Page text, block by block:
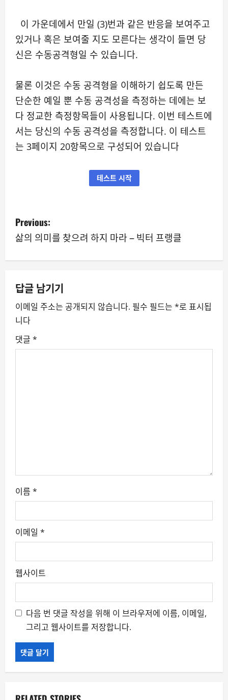
이 가운데에서 만일 (3)번과 같은 반응을 보여주고
있거나 혹은 보여줄 지도 모른다는 생각이 들면 당
신은 수동공격형일 수 있습니다.
물론 이것은 수동 공격형을 이해하기 쉽도록 만든
단순한 예일 뿐 수동 공격성을 측정하는 데에는 보
다 정교한 측정항목들이 사용됩니다. 이번 테스트에
서는 당신의 수동 공격성을 측정합니다. 이 테스트
는 3페이지 20항목으로 구성되어 있습니다
테스트 시작
P
o
s
t
n
a
v
o
n
Previous:
삶의 의미를 찾으려 하지 마라 – 빅터 프랭클
답글 남기기
이메일 주소는 공개되지 않습니다. 필수 필드는 *로 표시됩
니다
댓글 *
이름 *
이메일 *
웹사이트
다음 번 댓글 작성을 위해 이 브라우저에 이름, 이메일,
그리고 웹사이트를 저장합니다.